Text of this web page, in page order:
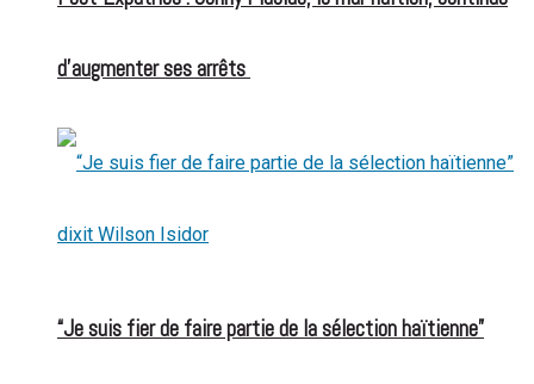
d’augmenter ses arrêts
“Je suis fier de faire partie de la sélection haïtienne”